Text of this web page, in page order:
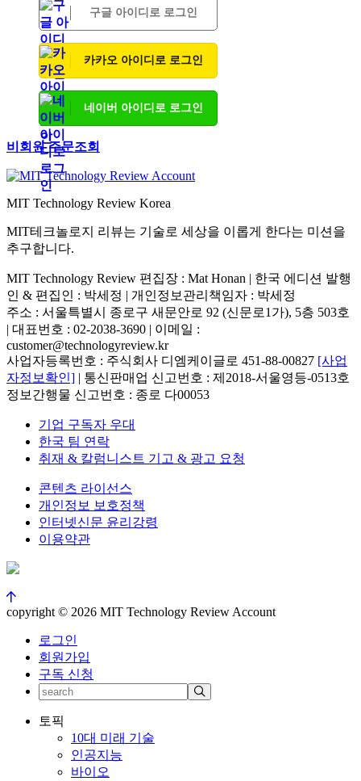
구글 아이디로 로그인
카카오 아이디로 로그인
네이버 아이디로 로그인
비회원 주문조회
MIT Technology Review Korea
MIT테크놀로지 리뷰는 기술로 세상을 이롭게 한다는 미션을
추구합니다.
MIT Technology Review 편집장 : Mat Honan | 한국 에디션 발행
인 & 편집인 : 박세정 | 개인정보관리책임자 : 박세정
주소 : 서울특별시 종로구 새문안로 92 (신문로1가), 5층 503호
| 대표번호 : 02-2038-3690 | 이메일 :
customer@technologyreview.kr
사업자등록번호 : 주식회사 디엠케이글로 451-88-00827 [사업
자정보확인] | 통신판매업 신고번호 : 제2018-서울영등-0513호
정보간행물 신고번호 : 종로 다00053
기업 구독자 우대
한국 팀 연락
취재 & 칼럼니스트 기고 & 광고 요청
콘텐츠 라이선스
개인정보 보호정책
인터넷신문 윤리강령
이용약관
copyright © 2026 MIT Technology Review Account
로그인
회원가입
구독 신청
토픽
10대 미래 기술
인공지능
바이오